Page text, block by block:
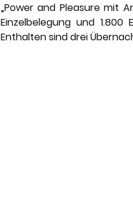
„Power and Pleasure mit
Einzelbelegung und
Enthalten sind drei